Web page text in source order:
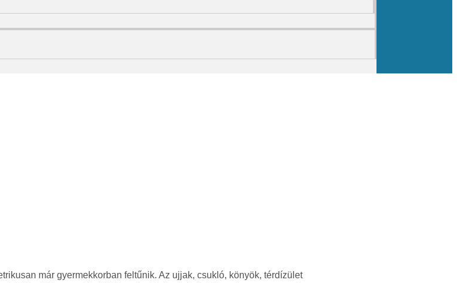
már gyermekkorban feltűnik. Az ujjak, csukló, könyök, térdízület